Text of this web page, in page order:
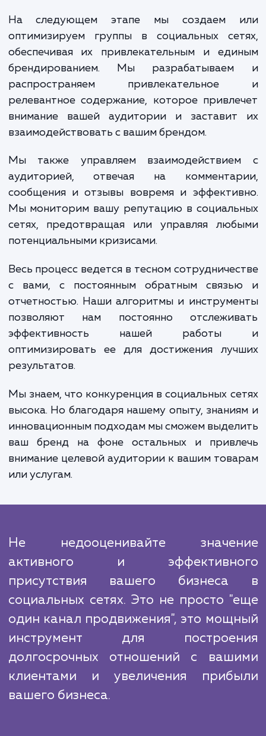
Процесс создания и ведения
социальных сетях с нами начинается с
вашего бизнеса, целевой
конкурентов. Мы строим стратегию,
наилучшим образом отвечает вашим
На следующем этапе мы создаем
оптимизируем группы в социальных
обеспечивая их привлекательным и
брендированием. Мы
распространяем
релевантное содержание, которое
внимание вашей аудитории и
взаимодействовать с вашим брендом.
Мы также управляем
аудиторией, отвечая на
сообщения и отзывы вовремя и
Мы мониторим вашу репутацию в
сетях, предотвращая или управляя
потенциальными кризисами.
Весь процесс ведется в тесном
с вами, с постоянным обратным
позволяют нам постоянно
оптимизировать ее для достижения
результатов.
Мы знаем, что конкуренция в социальных
высока. Но благодаря нашему опыту,
инновационным подходам мы сможем
ваш бренд на фоне остальных и
внимание целевой аудитории к вашим
или услугам.